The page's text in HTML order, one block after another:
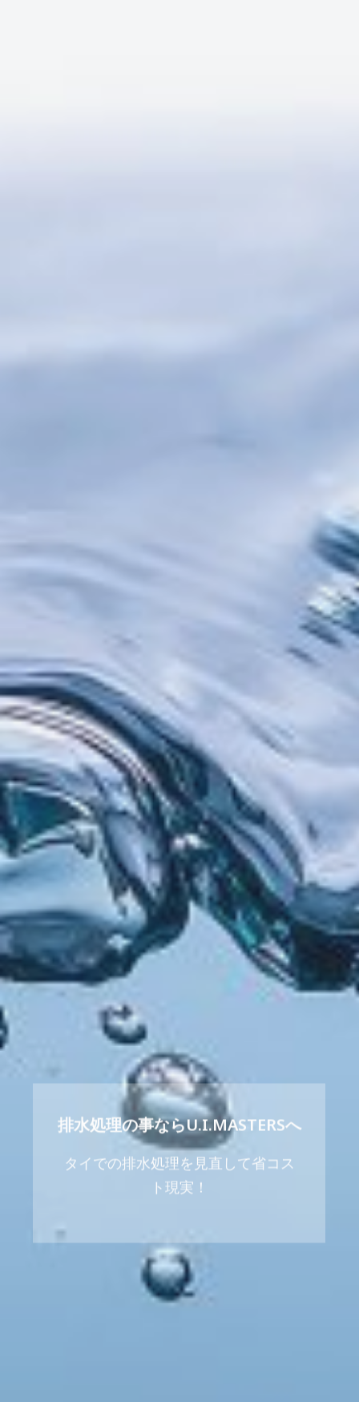
排水処理の事ならU.I.MASTERSへ
タイでの排水処理を見直して省コス
ト現実！